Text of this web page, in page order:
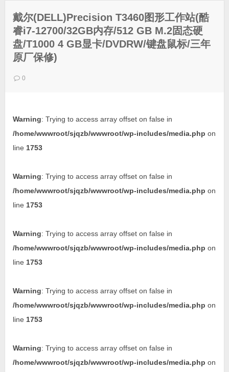
戴尔(DELL)Precision T3460图形工作站(酷
睿i7-12700/32GB内存/512 GB M.2固态硬
盘/T1000 4 GB显卡/DVDRW/键盘鼠标/三年
原厂保修)
0
Warning: Trying to access array offset on false in
/home/wwwroot/sjqzb/wwwroot/wp-includes/media.php on
line 1753
Warning: Trying to access array offset on false in
/home/wwwroot/sjqzb/wwwroot/wp-includes/media.php on
line 1753
Warning: Trying to access array offset on false in
/home/wwwroot/sjqzb/wwwroot/wp-includes/media.php on
line 1753
Warning: Trying to access array offset on false in
/home/wwwroot/sjqzb/wwwroot/wp-includes/media.php on
line 1753
Warning: Trying to access array offset on false in
/home/wwwroot/sjqzb/wwwroot/wp-includes/media.php on